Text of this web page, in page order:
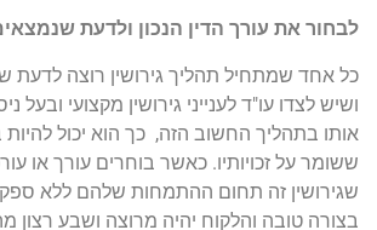
לבחור את עורך הדין הנכון ולדעת
כל אחד שמתחיל תהליך גירושין רוצה לדעת
ושיש לצדו עו"ד לענייני גירושין מקצועי ובעל
אותו בתהליך החשוב הזה, כך הוא יכול
ששומר על זכויותיו. כאשר בוחרים עורך או
שגירושין זה תחום ההתמחות שלהם ללא
בצורה טובה והלקוח יהיה מרוצה ושבע רצון